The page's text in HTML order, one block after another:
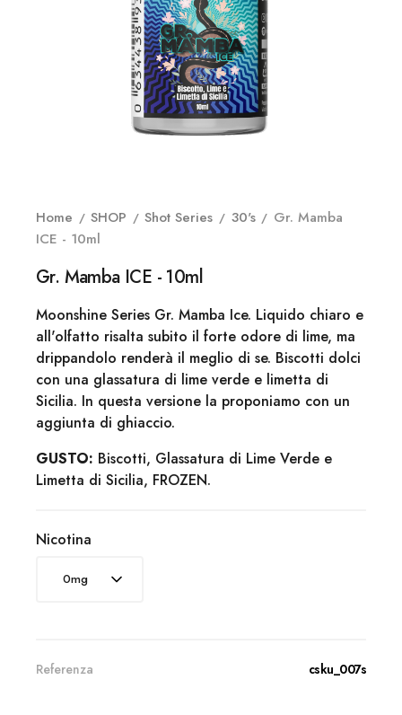
Home SHOP Shot Series 30's
Gr. Mamba
ICE - 10ml
Gr. Mamba ICE - 10ml
Moonshine Series Gr. Mamba Ice. Liquido chiaro e
all'olfatto risalta subito il forte odore di lime, ma
drippandolo renderà il meglio di se. Biscotti dolci
con una glassatura di lime verde e limetta di
Sicilia. In questa versione la proponiamo con un
aggiunta di ghiaccio.
GUSTO: Biscotti, Glassatura di Lime Verde e
Limetta di Sicilia, FROZEN.
Nicotina
Referenza csku_007s